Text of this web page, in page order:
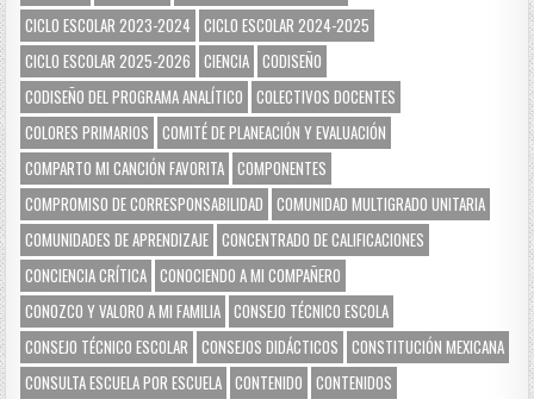
CICLO ESCOLAR 2023-2024
CICLO ESCOLAR 2024-2025
CICLO ESCOLAR 2025-2026
CIENCIA CODISEÑO
CODISEÑO DEL PROGRAMA ANALÍTICO
COLECTIVOS DOCENTES
COLORES PRIMARIOS
COMITÉ DE PLANEACIÓN Y EVALUACIÓN
COMPARTO MI CANCIÓN FAVORITA COMPONENTES
COMPROMISO DE CORRESPONSABILIDAD
COMUNIDAD MULTIGRADO UNITARIA
COMUNIDADES DE APRENDIZAJE CONCENTRADO DE CALIFICACIONES
CONCIENCIA CRÍTICA CONOCIENDO A MI COMPAÑERO
CONOZCO Y VALORO A MI FAMILIA CONSEJO TÉCNICO ESCOLA
CONSEJO TÉCNICO ESCOLAR
CONSEJOS DIDÁCTICOS
CONSTITUCIÓN MEXICANA
CONSULTA ESCUELA POR ESCUELA CONTENIDO
CONTENIDOS